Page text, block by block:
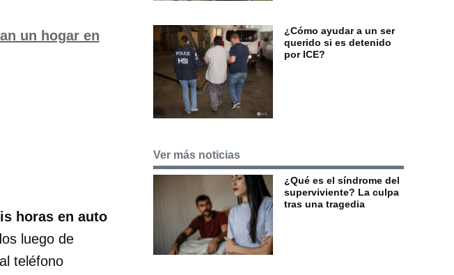
un hogar en
horas en auto
luego de
teléfono
¿Cómo ayudar a un ser
querido si es detenido
por ICE?
Ver más noticias
¿Qué es el síndrome del
superviviente? La culpa
tras una tragedia